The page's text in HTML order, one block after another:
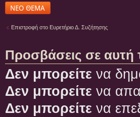
Δημιουργία νέου
θέματος
Επιστροφή στο Ευρετήριο Δ. Συζήτησης
Προσβάσεις σε αυτή
Δεν μπορείτε να
Δεν μπορείτε να
Δεν μπορείτε να